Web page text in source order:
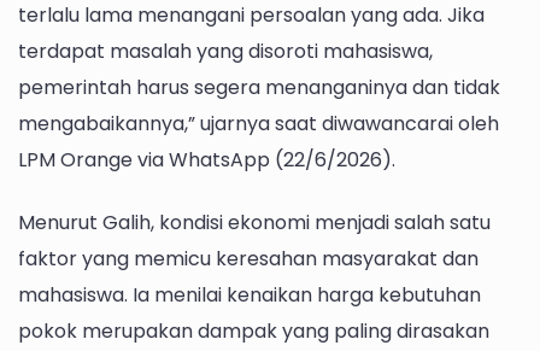
terlalu lama menangani persoalan yang ada. Jika
terdapat masalah yang disoroti mahasiswa,
pemerintah harus segera menanganinya dan tidak
mengabaikannya,” ujarnya saat diwawancarai oleh
LPM Orange via WhatsApp (22/6/2026).
Menurut Galih, kondisi ekonomi menjadi salah satu
faktor yang memicu keresahan masyarakat dan
mahasiswa. Ia menilai kenaikan harga kebutuhan
pokok merupakan dampak yang paling dirasakan